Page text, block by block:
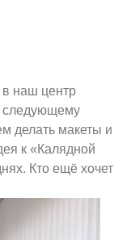
в наш центр
следующему
делать макеты и
к «Калядной
Кто ещё хочет